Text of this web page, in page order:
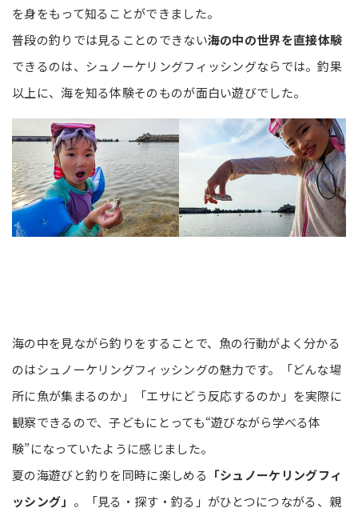
を身をもって知ることができました。
普段の釣りでは見ることのできない海の中の世界を直接体験
できるのは、シュノーケリングフィッシングならでは。釣果
以上に、海を知る体験そのものが面白い遊びでした。
海の中を見ながら釣りをすることで、魚の行動がよく分かる
のはシュノーケリングフィッシングの魅力です。「どんな場
所に魚が集まるのか」「エサにどう反応するのか」を実際に
観察できるので、子どもにとっても“遊びながら学べる体
験”になっていたように感じました。
夏の海遊びと釣りを同時に楽しめる 「シュノーケリングフィ
ッシング」 。「見る・探す・釣る」がひとつにつながる、親